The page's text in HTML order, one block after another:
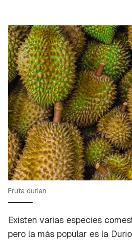
Fruta durian
Existen varias especies
pero la más popular es la